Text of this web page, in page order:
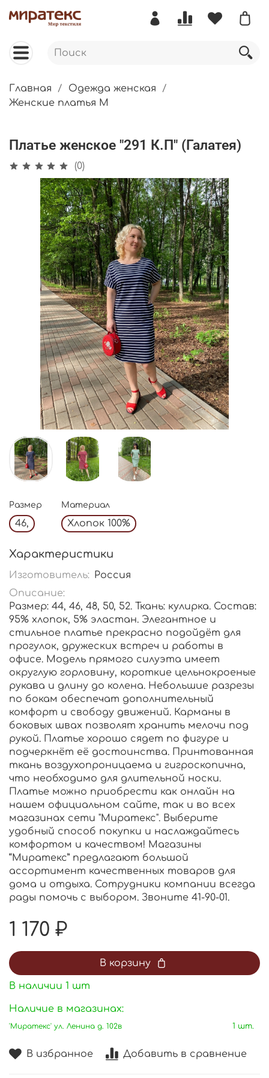
Главная
Одежда женская
Женские платья М
Платье женское "291 К.П" (Галатея)
(0)
В избранное Добавить в сравнение
Размер
46,
Материал
Хлопок 100%
Характеристики
Изготовитель: Россия
Описание:
Размер: 44, 46, 48, 50, 52. Ткань: кулирка. Состав:
95% хлопок, 5% эластан. Элегантное и
стильное платье прекрасно подойдёт для
прогулок, дружеских встреч и работы в
офисе. Модель прямого силуэта имеет
округлую горловину, короткие цельнокроеные
рукава и длину до колена. Небольшие разрезы
по бокам обеспечат дополнительный
комфорт и свободу движений. Карманы в
боковых швах позволят хранить мелочи под
рукой. Платье хорошо сядет по фигуре и
подчеркнёт её достоинства. Принтованная
ткань воздухопроницаема и гигроскопична,
что необходимо для длительной носки.
Платье можно приобрести как онлайн на
нашем официальном сайте, так и во всех
магазинах сети "Миратекс". Выберите
удобный способ покупки и наслаждайтесь
комфортом и качеством! Магазины
“Миратекс” предлагают большой
ассортимент качественных товаров для
дома и отдыха. Сотрудники компании всегда
рады помочь с выбором. Звоните 41-90-01.
1 170 ₽
В корзину
В наличии 1 шт
Наличие в магазинах:
'Миратекс' ул. Ленина д. 102в 1 шт.